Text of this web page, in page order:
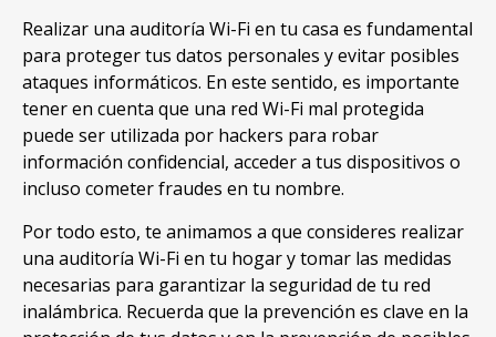
Realizar una auditoría Wi-Fi en tu casa es fundamental
para proteger tus datos personales y evitar posibles
ataques informáticos. En este sentido, es importante
tener en cuenta que una red Wi-Fi mal protegida
puede ser utilizada por hackers para robar
información confidencial, acceder a tus dispositivos o
incluso cometer fraudes en tu nombre.
Por todo esto, te animamos a que consideres realizar
una auditoría Wi-Fi en tu hogar y tomar las medidas
necesarias para garantizar la seguridad de tu red
inalámbrica. Recuerda que la prevención es clave en la